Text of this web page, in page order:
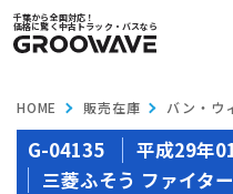
千葉から全国対応！
価格に驚く中古トラック・バスなら
HOME 販売在庫 バン・ウ
G-04135
平成29年
三菱ふそう ファイター